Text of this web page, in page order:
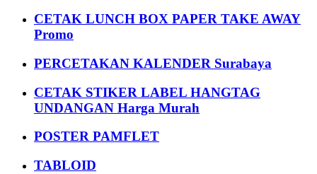
CETAK LUNCH BOX PAPER TAKE AWAY
Promo
PERCETAKAN KALENDER Surabaya
CETAK STIKER LABEL HANGTAG
UNDANGAN Harga Murah
POSTER PAMFLET
TABLOID